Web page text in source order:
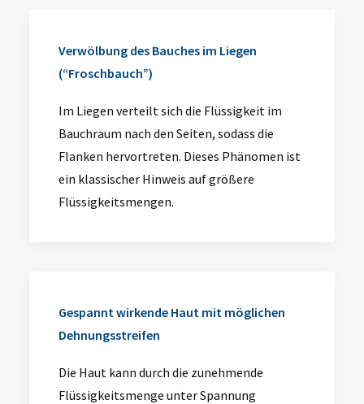
Verwölbung des Bauches im Liegen
(“Froschbauch”)
Im Liegen verteilt sich die Flüssigkeit im
Bauchraum nach den Seiten, sodass die
Flanken hervortreten. Dieses Phänomen ist
ein klassischer Hinweis auf größere
Flüssigkeitsmengen.
Gespannt wirkende Haut mit möglichen
Dehnungsstreifen
Die Haut kann durch die zunehmende
Flüssigkeitsmenge unter Spannung